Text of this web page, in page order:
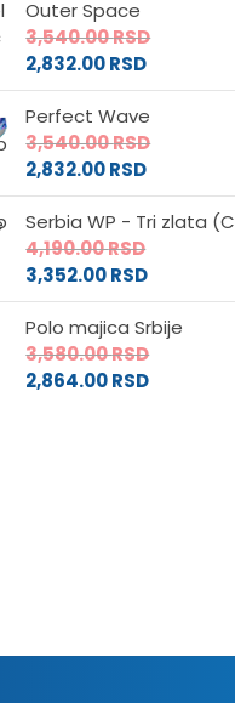
Outer Space
3,540.00RSD
2,832.00RSD
Perfect Wave
3,540.00RSD
2,832.00RSD
Serbia WP - Tri zlata
4,190.00RSD
3,352.00RSD
Polo majica Srbije
3,580.00RSD
2,864.00RSD